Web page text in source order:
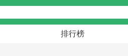
排行榜